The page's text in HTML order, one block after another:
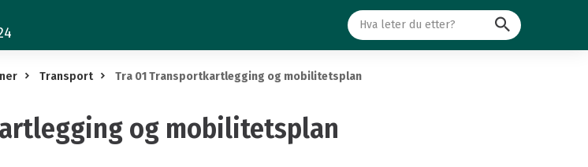
Søk
Transport Tra 01 Transportkartlegging og mobilitetsplan
og mobilitetsplan